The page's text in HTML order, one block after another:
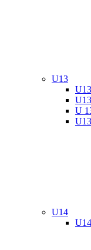
U13
U
U14